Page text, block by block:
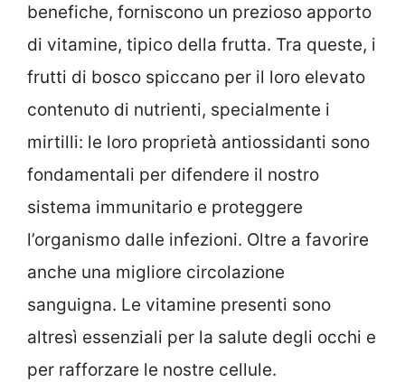
benefiche, forniscono un prezioso apporto
di vitamine, tipico della frutta. Tra queste, i
frutti di bosco spiccano per il loro elevato
contenuto di nutrienti, specialmente i
mirtilli: le loro proprietà antiossidanti sono
fondamentali per difendere il nostro
sistema immunitario e proteggere
l’organismo dalle infezioni. Oltre a favorire
anche una migliore circolazione
sanguigna. Le vitamine presenti sono
altresì essenziali per la salute degli occhi e
per rafforzare le nostre cellule.